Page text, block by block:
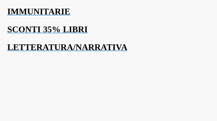
IMMUNITARIE
SCONTI 35% LIBRI
LETTERATURA/NARRATIVA